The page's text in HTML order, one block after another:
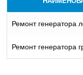
Ремонт генератора
Ремонт генератора